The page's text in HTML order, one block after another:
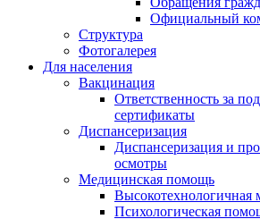
Официальный
Структура
Фотогалерея
Для населения
Вакцинация
Ответственность за
сертификаты
Диспансеризация
Диспансеризация и
осмотры
Медицинская помощь
Высокотехнологичная
Психологическая